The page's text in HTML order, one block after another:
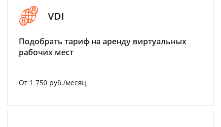
VDI
Подобрать тариф на аренду виртуальных
рабочих мест
От 1 750 руб./месяц